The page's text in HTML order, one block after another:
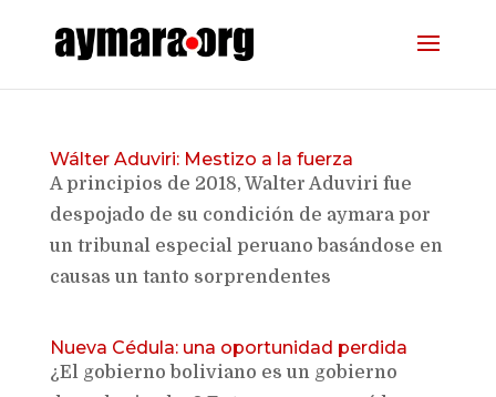
Wálter Aduviri: Mestizo a la fuerza
A principios de 2018, Walter Aduviri fue
despojado de su condición de aymara por
un tribunal especial peruano basándose en
causas un tanto sorprendentes
Nueva Cédula: una oportunidad perdida
¿El gobierno boliviano es un gobierno